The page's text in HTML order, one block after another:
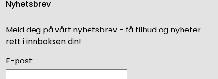
Nyhetsbrev
Meld deg på vårt nyhetsbrev - få tilbud og nyheter
rett i innboksen din!
E-post: